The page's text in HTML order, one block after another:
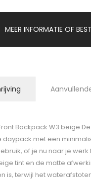
MEER INFORMATIE OF
Backpack W3 beige
daypack met een
of je nu naar je
tint en de matte
is, terwijl het